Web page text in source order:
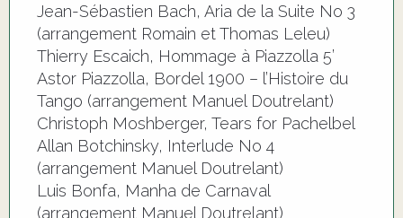
Jean-Sébastien Bach, Aria de la Suite No 3
(arrangement Romain et Thomas Leleu)
Thierry Escaich, Hommage à Piazzolla 5’
Astor Piazzolla, Bordel 1900 – l’Histoire du
Tango (arrangement Manuel Doutrelant)
Christoph Moshberger, Tears for Pachelbel
Allan Botchinsky, Interlude No 4
(arrangement Manuel Doutrelant)
Luis Bonfa, Manha de Carnaval
(arrangement Manuel Doutrelant)